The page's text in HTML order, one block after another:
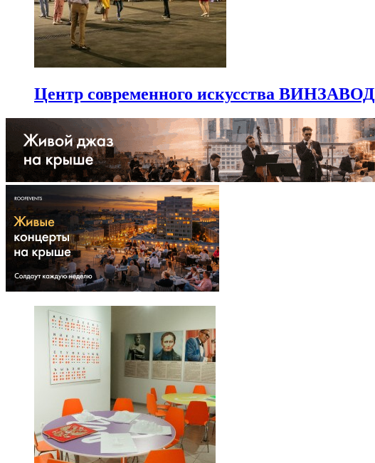
Центр современного искусства ВИНЗАВОД